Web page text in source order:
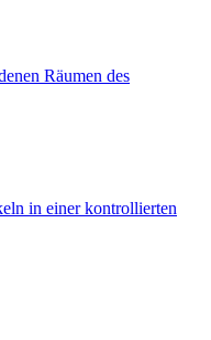
Räumen des
in einer kontrollierten